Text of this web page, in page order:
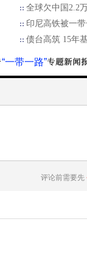
全球欠中国2.2
印尼高铁被一
债台高筑 15年
“一带一路”
评论前需要先